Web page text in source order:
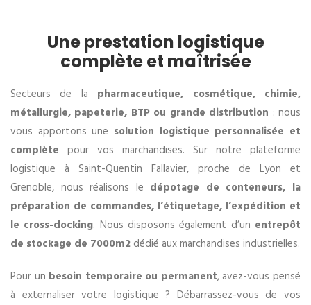
Une prestation logistique
complète et maîtrisée
Secteurs de la pharmaceutique, cosmétique, chimie,
métallurgie, papeterie, BTP ou grande distribution : nous
vous apportons une solution logistique personnalisée et
complète pour vos marchandises. Sur notre plateforme
logistique à Saint-Quentin Fallavier, proche de Lyon et
Grenoble, nous réalisons le dépotage de conteneurs, la
préparation de commandes, l’étiquetage, l’expédition et
le cross-docking. Nous disposons également d’un entrepôt
de stockage de 7000m2 dédié aux marchandises industrielles.
Pour un besoin temporaire ou permanent, avez-vous pensé
à externaliser votre logistique ? Débarrassez-vous de vos